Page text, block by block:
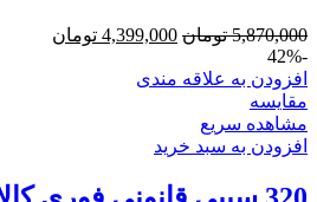
5,870,000 تومان 4,399,000 تومان
-42%
افزودن به علاقه مندی
مقایسه
مشاهده سریع
افزودن به سبد خرید